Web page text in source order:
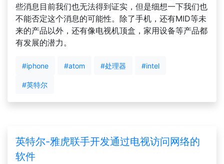
些消息目前我们也无法得到证实，但是细想一下我们也
不能否定这个消息的可能性。除了手机，还有MID等未
来的产品以外，还有像电视机顶盒，家用设备等产品都
有发展的潜力。
#iphone #atom #处理器 #intel
#英特尔
英特尔-雅虎联手开发通过电视访问网络的
软件